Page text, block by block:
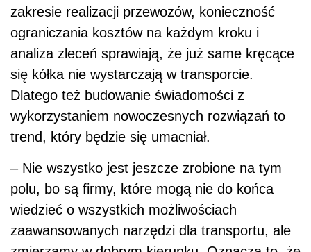
zakresie realizacji przewozów, konieczność
ograniczania kosztów na każdym kroku i
analiza zleceń sprawiają, że już same kręcące
się kółka nie wystarczają w transporcie.
Dlatego też budowanie świadomości z
wykorzystaniem nowoczesnych rozwiązań to
trend, który będzie się umacniał.
– Nie wszystko jest jeszcze zrobione na tym
polu, bo są firmy, które mogą nie do końca
wiedzieć o wszystkich możliwościach
zaawansowanych narzędzi dla transportu, ale